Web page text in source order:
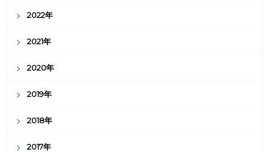
2022年
2021年
2020年
2019年
2018年
2017年